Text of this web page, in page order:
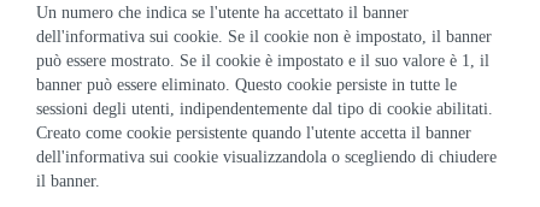
Un numero che indica se l'utente ha accettato il banner
dell'informativa sui cookie. Se il cookie non è impostato, il banner
può essere mostrato. Se il cookie è impostato e il suo valore è 1, il
banner può essere eliminato. Questo cookie persiste in tutte le
sessioni degli utenti, indipendentemente dal tipo di cookie abilitati.
Creato come cookie persistente quando l'utente accetta il banner
dell'informativa sui cookie visualizzandola o scegliendo di chiudere
il banner.